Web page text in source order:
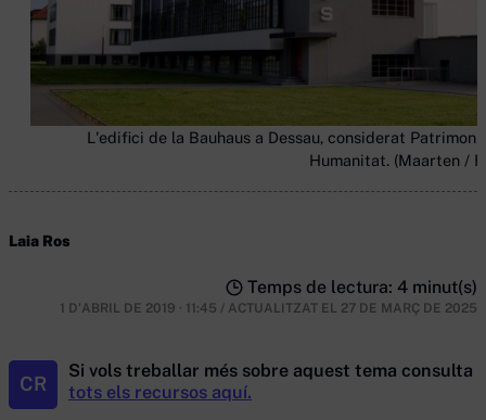
L'edifici de la Bauhaus a Dessau, considerat Patrimoni
Humanitat. (Maarten /
Laia Ros
Temps de lectura: 4 minut(s)
1 D'ABRIL DE 2019 · 11:45 / ACTUALITZAT EL 27 DE MARÇ DE 2025
CR
Si vols treballar més sobre aquest tema consulta
tots els recursos aquí.